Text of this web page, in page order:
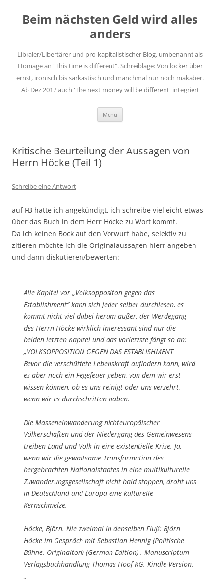
springen
Beim nächsten Geld wird alles
anders
Libraler/Libertärer und pro-kapitalistischer Blog, umbenannt als
Homage an "This time is different". Schreiblage: Von locker über
ernst, ironisch bis sarkastisch und manchmal nur noch makaber.
Ab Dez 2017 auch 'The next money will be different' integriert
Menü
Kritische Beurteilung der Aussagen von
Herrn Höcke (Teil 1)
Schreibe eine Antwort
auf FB hatte ich angekündigt, ich schreibe vielleicht etwas
über das Buch in dem Herr Höcke zu Wort kommt.
Da ich keinen Bock auf den Vorwurf habe, selektiv zu
zitieren möchte ich die Originalaussagen hierr angeben
und dann diskutieren/bewerten:
Alle Kapitel vor „Volksoppositon gegen das
Establishment“ kann sich jeder selber durchlesen, es
kommt nicht viel dabei herum außer, der Werdegang
des Herrn Höcke wirklich interessant sind nur die
beiden letzten Kapitel und das vorletzste fängt so an:
„VOLKSOPPOSITION GEGEN DAS ESTABLISHMENT
Bevor die verschüttete Lebenskraft auflodern kann, wird
es aber noch ein Fegefeuer geben, von dem wir erst
wissen können, ob es uns reinigt oder uns verzehrt,
wenn wir es durchschritten haben.
Die Masseneinwanderung nichteuropäischer
Völkerschaften und der Niedergang des Gemeinwesens
treiben Land und Volk in eine existentielle Krise. Ja,
wenn wir die gewaltsame Transformation des
hergebrachten Nationalstaates in eine multikulturelle
Zuwanderungsgesellschaft nicht bald stoppen, droht uns
in Deutschland und Europa eine kulturelle
Kernschmelze.
Höcke, Björn. Nie zweimal in denselben Fluß: Björn
Höcke im Gespräch mit Sebastian Hennig (Politische
Bühne. Originalton) (German Edition) . Manuscriptum
Verlagsbuchhandlung Thomas Hoof KG. Kindle-Version.
„